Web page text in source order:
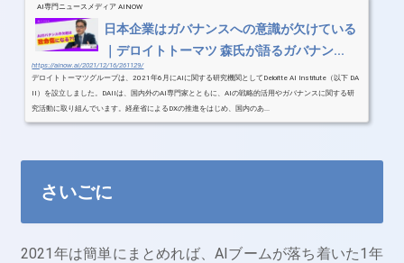
AI専門ニュースメディア AINOW
日本企業はガバナンスへの意識が欠けている
｜デロイトトーマツ 森氏が語るガバナン...
https://ainow.ai/2021/12/16/261129/
デロイトトーマツグループは、2021年6月にAIに関する研究機関としてDeloitte AI Institute（以下 DA
II）を設立しました。DAIIは、国内外のAI専門家とともに、AIの戦略的活用やガバナンスに関する研
究活動に取り組んでいます。経産省によるDXの推進をはじめ、国内のあ...
さいごに
2021年は簡単にまとめれば、AIブームが落ち着いた1年